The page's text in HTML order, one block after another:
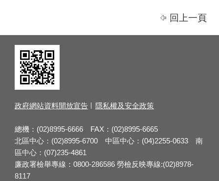
回上一頁
政府網站資料開放宣告 隱私權及安全政策
總機：(02)8995-6666 FAX：(02)8995-6665
北區中心：(02)8995-6700 中區中心：(04)2255-0633 南
區中心：(07)235-4861
廉政署檢舉專線：0800-286586 勞檢反映專線:(02)8978-
8117